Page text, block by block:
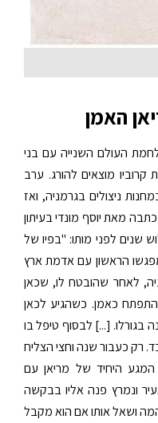
האמן
העולם השנייה עם בני
קרוביו מוצאים להורג. ערב
ניצולים בגרמניה, ואז
מאת יוסף מונדי בעיתון
שנים לפני מותו: "בפיו של
מפגשו הראשון עם אדמת ארץ
לאחר שהובטח לו, שכאן
כאמן. כשהגיע לכאן
בגורלו. [...] לבסוף טיפל בו
אותו למושב-זקנים בגלל נכותו, והוא בן 17 בלבד. רק כעבור שנה וחצי הצליח
היחיד של מריאן עם
ונמרץ פנה אליו בבקשה
ושאל אותו אם הוא מקבל